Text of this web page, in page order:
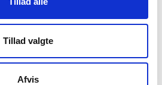
Tillad valgte
Afvis
på litteraturmagasinet
der var stadig plads til
af. Padura ser sit
som et vigtigt skridt i sin